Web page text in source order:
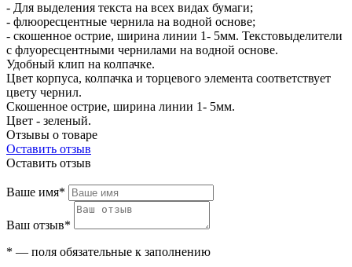
- Для выделения текста на всех видах бумаги;
- флюоресцентные чернила на водной основе;
- скошенное острие, ширина линии 1- 5мм. Текстовыделители
с флуоресцентными чернилами на водной основе.
Удобный клип на колпачке.
Цвет корпуса, колпачка и торцевого элемента соответствует
цвету чернил.
Скошенное острие, ширина линии 1- 5мм.
Цвет - зеленый.
Отзывы о товаре
Оставить отзыв
Оставить отзыв
Ваше имя*
Ваш отзыв*
* — поля обязательные к заполнению